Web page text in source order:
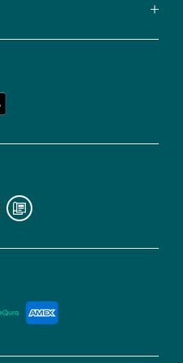
de
en
cualquier
Para
información,
puedes
de
privacidad</2>.